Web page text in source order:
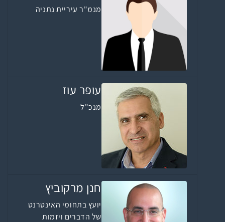
מנמ"ר עיריית נתניה
עופר עוז
מנכ"ל
חנן מרקוביץ
יועץ בתחומי האינטרנט
של הדברים ויזמות